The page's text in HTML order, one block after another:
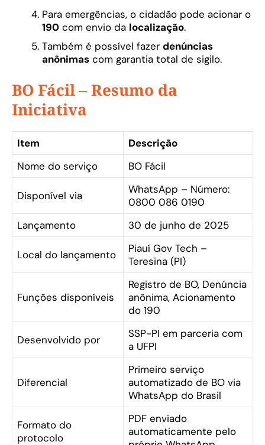
Para emergências, o cidadão pode acionar o
190 com envio da localização.
Também é possível fazer denúncias
anônimas com garantia total de sigilo.
BO Fácil – Resumo da
Iniciativa
Item
Descrição
Nome do serviço
BO Fácil
Disponível via
WhatsApp – Número:
0800 086 0190
Lançamento
30 de junho de 2025
Local do lançamento
Piauí Gov Tech –
Teresina (PI)
Funções disponíveis
Registro de BO, Denúncia
anônima, Acionamento
do 190
Desenvolvido por
SSP-PI em parceria com
a UFPI
Diferencial
Primeiro serviço
automatizado de BO via
WhatsApp do Brasil
Formato do
protocolo
PDF enviado
automaticamente pelo